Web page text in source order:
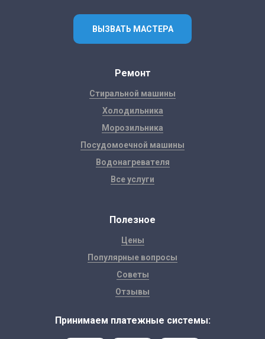
ВЫЗВАТЬ МАСТЕРА
Ремонт
Стиральной машины
Холодильника
Морозильника
Посудомоечной машины
Водонагревателя
Все услуги
Полезное
Цены
Популярные вопросы
Советы
Отзывы
Принимаем платежные системы: